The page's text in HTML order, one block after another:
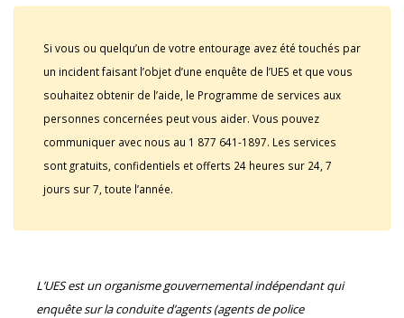
Si vous ou quelqu’un de votre entourage avez été touchés par
un incident faisant l’objet d’une enquête de l’UES et que vous
souhaitez obtenir de l’aide, le Programme de services aux
personnes concernées peut vous aider. Vous pouvez
communiquer avec nous au 1 877 641-1897. Les services
sont gratuits, confidentiels et offerts 24 heures sur 24, 7
jours sur 7, toute l’année.
L’UES est un organisme gouvernemental indépendant qui
enquête sur la conduite d’agents (agents de police